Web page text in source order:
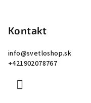
Kontakt
info@svetloshop.sk
+421902078767